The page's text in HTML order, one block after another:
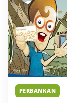
PERBANKAN